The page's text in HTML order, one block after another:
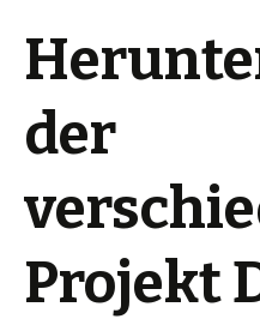
der
Projekt